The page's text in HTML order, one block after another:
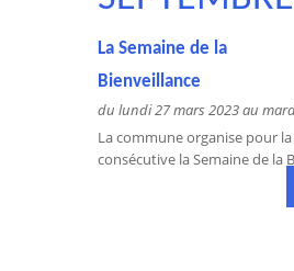
La Semaine de la
Bienveillance
du lundi 27 mars 2023 au
La commune organise pour
consécutive la Semaine de la